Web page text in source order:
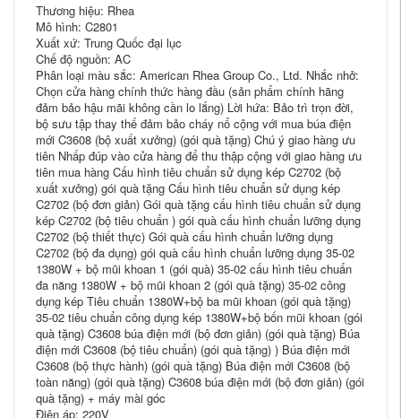
Thương hiệu: Rhea
Mô hình: C2801
Xuất xứ: Trung Quốc đại lục
Chế độ nguồn: AC
Phân loại màu sắc: American Rhea Group Co., Ltd. Nhắc nhở:
Chọn cửa hàng chính thức hàng đầu (sản phẩm chính hãng
đảm bảo hậu mãi không cần lo lắng) Lời hứa: Bảo trì trọn đời,
bộ sưu tập thay thế đảm bảo cháy nổ cộng với mua búa điện
mới C3608 (bộ xuất xưởng) (gói quà tặng) Chú ý giao hàng ưu
tiên Nhấp đúp vào cửa hàng để thu thập cộng với giao hàng ưu
tiên mua hàng Cấu hình tiêu chuẩn sử dụng kép C2702 (bộ
xuất xưởng) gói quà tặng Cấu hình tiêu chuẩn sử dụng kép
C2702 (bộ đơn giản) Gói quà tặng cấu hình tiêu chuẩn sử dụng
kép C2702 (bộ tiêu chuẩn ) gói quà cấu hình chuẩn lưỡng dụng
C2702 (bộ thiết thực) Gói quà cấu hình chuẩn lưỡng dụng
C2702 (bộ đa dụng) gói quà cấu hình chuẩn lưỡng dụng 35-02
1380W + bộ mũi khoan 1 (gói quà) 35-02 cấu hình tiêu chuẩn
đa năng 1380W + bộ mũi khoan 2 (gói quà tặng) 35-02 công
dụng kép Tiêu chuẩn 1380W+bộ ba mũi khoan (gói quà tặng)
35-02 tiêu chuẩn công dụng kép 1380W+bộ bốn mũi khoan (gói
quà tặng) C3608 búa điện mới (bộ đơn giản) (gói quà tặng) Búa
điện mới C3608 (bộ tiêu chuẩn) (gói quà tặng) ) Búa điện mới
C3608 (bộ thực hành) (gói quà tặng) Búa điện mới C3608 (bộ
toàn năng) (gói quà tặng) C3608 búa điện mới (bộ đơn giản) (gói
quà tặng) + máy mài góc
Điện áp: 220V